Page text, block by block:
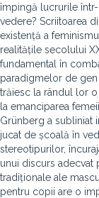
împingă lucrurile
vedere? Scriitoarea
existență a
realitățile secolului
fundamental în
paradigmelor de gen
trăiesc la rândul lor
la emanciparea
Grünberg a subliniat
jucat de școală în
stereotipurilor,
unui discurs adecvat
tradiționale ale
pentru copii are o